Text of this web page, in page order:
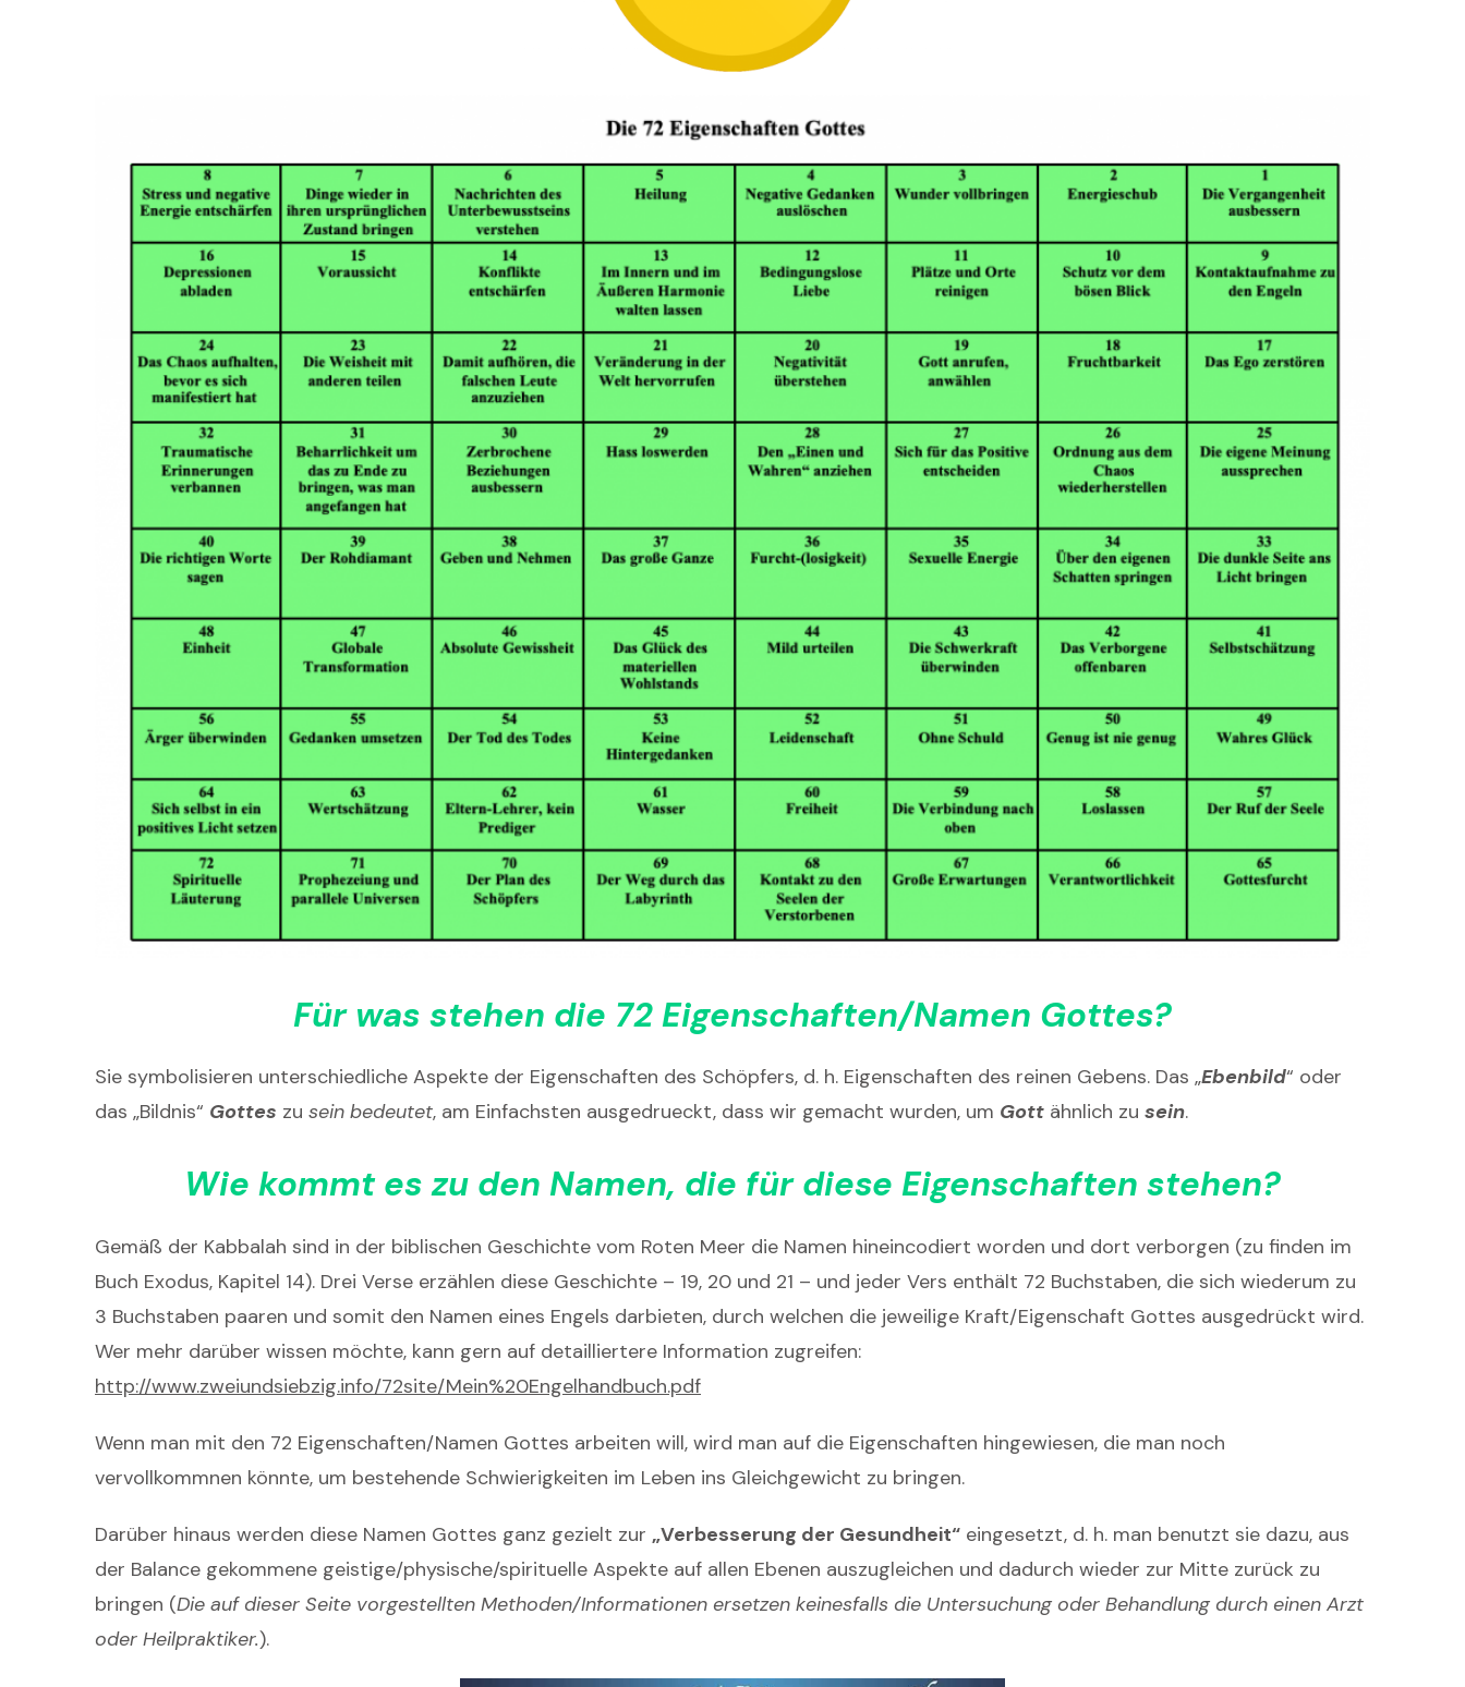
Für was stehen die 72 Eigenschaften/Namen Gottes?
Sie symbolisieren unterschiedliche Aspekte der Eigenschaften des Schöpfers, d. h. Eigenschaften des reinen Gebens. Das „Ebenbild“ oder
das „Bildnis“ Gottes zu sein bedeutet, am Einfachsten ausgedrueckt, dass wir gemacht wurden, um Gott ähnlich zu sein.
Wie kommt es zu den Namen, die für diese Eigenschaften stehen?
Gemäß der Kabbalah sind in der biblischen Geschichte vom Roten Meer die Namen hineincodiert worden und dort verborgen (zu finden im
Buch Exodus, Kapitel 14). Drei Verse erzählen diese Geschichte – 19, 20 und 21 – und jeder Vers enthält 72 Buchstaben, die sich wiederum zu
3 Buchstaben paaren und somit den Namen eines Engels darbieten, durch welchen die jeweilige Kraft/Eigenschaft Gottes ausgedrückt wird.
Wer mehr darüber wissen möchte, kann gern auf detailliertere Information zugreifen:
http://www.zweiundsiebzig.info/72site/Mein%20Engelhandbuch.pdf
Wenn man mit den 72 Eigenschaften/Namen Gottes arbeiten will, wird man auf die Eigenschaften hingewiesen, die man noch
vervollkommnen könnte, um bestehende Schwierigkeiten im Leben ins Gleichgewicht zu bringen.
Darüber hinaus werden diese Namen Gottes ganz gezielt zur „Verbesserung der Gesundheit“ eingesetzt, d. h. man benutzt sie dazu, aus
der Balance gekommene geistige/physische/spirituelle Aspekte auf allen Ebenen auszugleichen und dadurch wieder zur Mitte zurück zu
bringen (Die auf dieser Seite vorgestellten Methoden/Informationen ersetzen keinesfalls die Untersuchung oder Behandlung durch einen Arzt
oder Heilpraktiker.).